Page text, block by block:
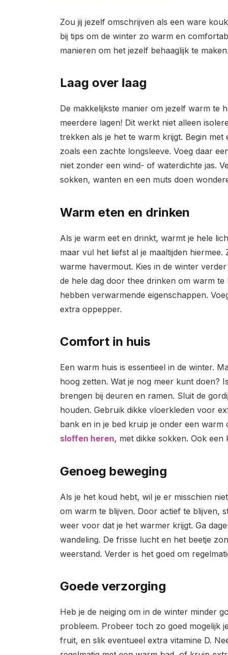
Zou jij jezelf omschrijven als een ware
bij tips om de winter zo warm en
manieren om het jezelf behaaglijk te
Laag over laag
De makkelijkste manier om jezelf warm te
meerdere lagen! Dit werkt niet alleen
trekken als je het te warm krijgt. Begin
zoals een zachte longsleeve. Voeg daar
niet zonder een wind- of waterdichte jas.
sokken, wanten en een muts doen
Warm eten en drinken
Als je warm eet en drinkt, warmt je hele
maar vul het liefst al je maaltijden
warme havermout. Kies in de winter
de hele dag door thee drinken om warm
hebben verwarmende eigenschappen.
extra oppepper.
Comfort in huis
Een warm huis is essentieel in de winter.
hoog zetten. Wat je nog meer kunt doen?
brengen bij deuren en ramen. Sluit de
houden. Gebruik dikke vloerkleden voor
bank en in je bed kruip je onder een warm
sloffen heren, met dikke sokken. Ook een
Genoeg beweging
Als je het koud hebt, wil je er misschien
om warm te blijven. Door actief te blijven,
weer voor dat je het warmer krijgt. Ga
wandeling. De frisse lucht en het beetje
weerstand. Verder is het goed om
Goede verzorging
Heb je de neiging om in de winter minder
probleem. Probeer toch zo goed mogelijk
fruit, en slik eventueel extra vitamine D.